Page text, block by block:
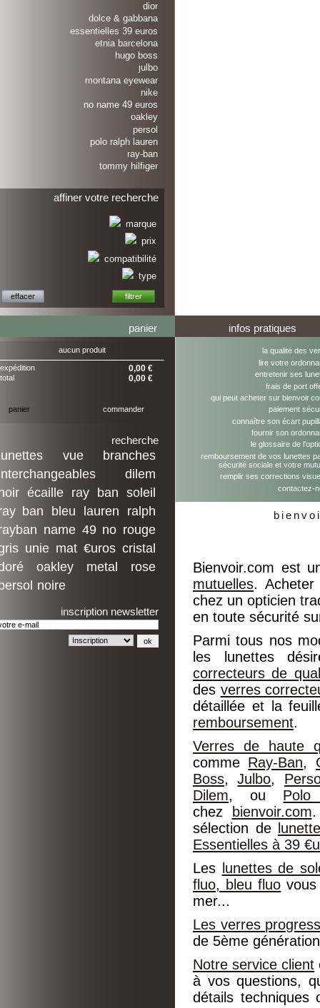
dior
dolce & gabbana
essentielles 39 euros
etnia barcelona
hugo boss
julbo
montana eyewear
nike
no name 49 euros
oakley
persol
polo ralph lauren
ray-ban
tommy hilfiger
affiner votre recherche
marque
prix
compatibilité
type
panier
aucun produit
expédition 0,00 €
total 0,00 €
panier commander
recherche
vue
branches
dilem
écaille ray ban
soleil
ban
bleu lauren
ralph
name 49 no rouge
unie mat €uros cristal
oakley metal
rose
noire
inscription newsletter
infos pratiques
la qualité des
lire votre
entretenir ses
frais de port
qui peut acheter sur
paiement
connaître son écart
fournir son
le glossaire de
remboursement de vos lunettes
sécurité sociale et votre
remplir ses corrections
contactez-
Bienvoir.com est
mutuelles.
chez un opticien
en toute sécurité
Parmi tous nos
les lunettes
correcteurs de
des verres
détaillée et la
remboursement.
Verres de haute
comme Ray-Ban,
Boss,Julbo,
Dilem, ou
chez
bienvoir.com
sélection de
Essentielles à 39
Les
lunettes de
fluo, bleu fluo
mer...
Les verres
de 5ème
Notre service client
à vos questions,
détails